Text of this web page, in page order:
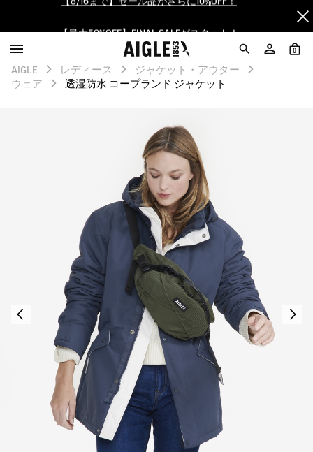
ログイン/会員登録で送料＆返品無料
AIGLE CLUB ポイントサービス終了のお知らせ
【最大50%OFF】FINAL SALEがスタート！
ログイン/会員登録で送料＆返品無料
AIGLE CLUB ポイントサービス終了のお知らせ
0
AIGLE レディース
ジャケット・アウター
ウェア
透湿防水 コープランド ジャケット